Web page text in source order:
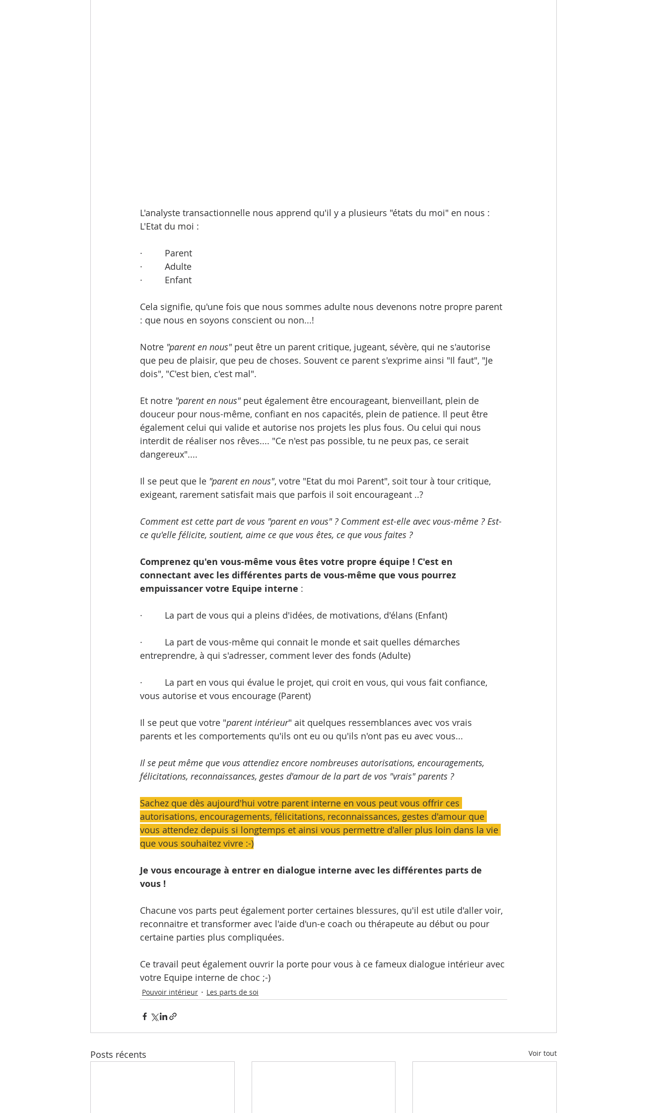
L'analyste transactionnelle nous apprend qu'il y a plusieurs "états du moi" en nous :
L'Etat du moi :
·         Parent
·         Adulte
·         Enfant
Cela signifie, qu'une fois que nous sommes adulte nous devenons notre propre parent
: que nous en soyons conscient ou non...!
Notre "parent en nous" peut être un parent critique, jugeant, sévère, qui ne s'autorise
que peu de plaisir, que peu de choses. Souvent ce parent s'exprime ainsi "Il faut", "Je
dois", "C'est bien, c'est mal".
Et notre "parent en nous" peut également être encourageant, bienveillant, plein de
douceur pour nous-même, confiant en nos capacités, plein de patience. Il peut être
également celui qui valide et autorise nos projets les plus fous. Ou celui qui nous
interdit de réaliser nos rêves.... "Ce n'est pas possible, tu ne peux pas, ce serait
dangereux"....
Il se peut que le "parent en nous", votre "Etat du moi Parent", soit tour à tour critique,
exigeant, rarement satisfait mais que parfois il soit encourageant ..?
Comment est cette part de vous "parent en vous" ? Comment est-elle avec vous-même ? Est-
ce qu'elle félicite, soutient, aime ce que vous êtes, ce que vous faites ?
Comprenez qu'en vous-même vous êtes votre propre équipe ! C'est en
connectant avec les différentes parts de vous-même que vous pourrez
empuissancer votre Equipe interne :
·         La part de vous qui a pleins d'idées, de motivations, d'élans (Enfant)
·         La part de vous-même qui connait le monde et sait quelles démarches
entreprendre, à qui s'adresser, comment lever des fonds (Adulte)
·         La part en vous qui évalue le projet, qui croit en vous, qui vous fait confiance,
vous autorise et vous encourage (Parent)
Il se peut que votre "parent intérieur" ait quelques ressemblances avec vos vrais
parents et les comportements qu'ils ont eu ou qu'ils n'ont pas eu avec vous...
Il se peut même que vous attendiez encore nombreuses autorisations, encouragements,
félicitations, reconnaissances, gestes d'amour de la part de vos "vrais" parents ?
Sachez que dès aujourd'hui votre parent interne en vous peut vous offrir ces
autorisations, encouragements, félicitations, reconnaissances, gestes d'amour que
vous attendez depuis si longtemps et ainsi vous permettre d'aller plus loin dans la vie
que vous souhaitez vivre :-)
Je vous encourage à entrer en dialogue interne avec les différentes parts de
vous !
Chacune vos parts peut également porter certaines blessures, qu'il est utile d'aller voir,
reconnaitre et transformer avec l'aide d'un-e coach ou thérapeute au début ou pour
certaine parties plus compliquées.
Ce travail peut également ouvrir la porte pour vous à ce fameux dialogue intérieur avec
votre Equipe interne de choc ;-)
Pouvoir intérieur Les parts de soi
Posts récents Voir tout